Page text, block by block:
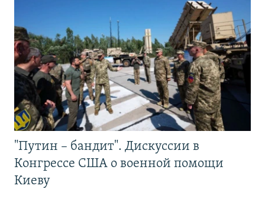
"Путин – бандит". Дискуссии в
Конгрессе США о военной помощи
Киеву